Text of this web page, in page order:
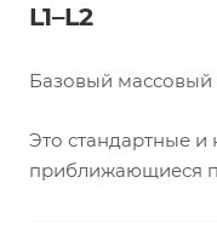
L1–L2
Базовый массовый
Это стандартные
приближающиеся